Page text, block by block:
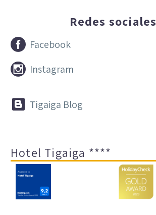
Redes sociales

 Facebook

 Instagram

 Tigaiga Blog
Hotel Tigaiga ****